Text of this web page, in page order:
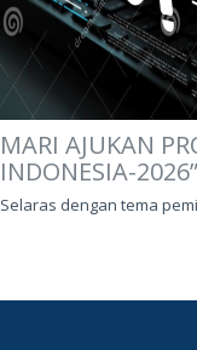
MARI AJUKAN
INDONESIA-
Selaras dengan tema